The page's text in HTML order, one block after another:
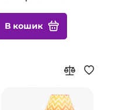
В кошик